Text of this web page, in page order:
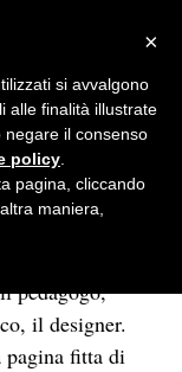
di
in Sicilia: le
in
pedagogo,
il designer.
pagina fitta di
×
si avvalgono
alle finalità illustrate
negare il consenso
policy
pagina, cliccando
maniera,